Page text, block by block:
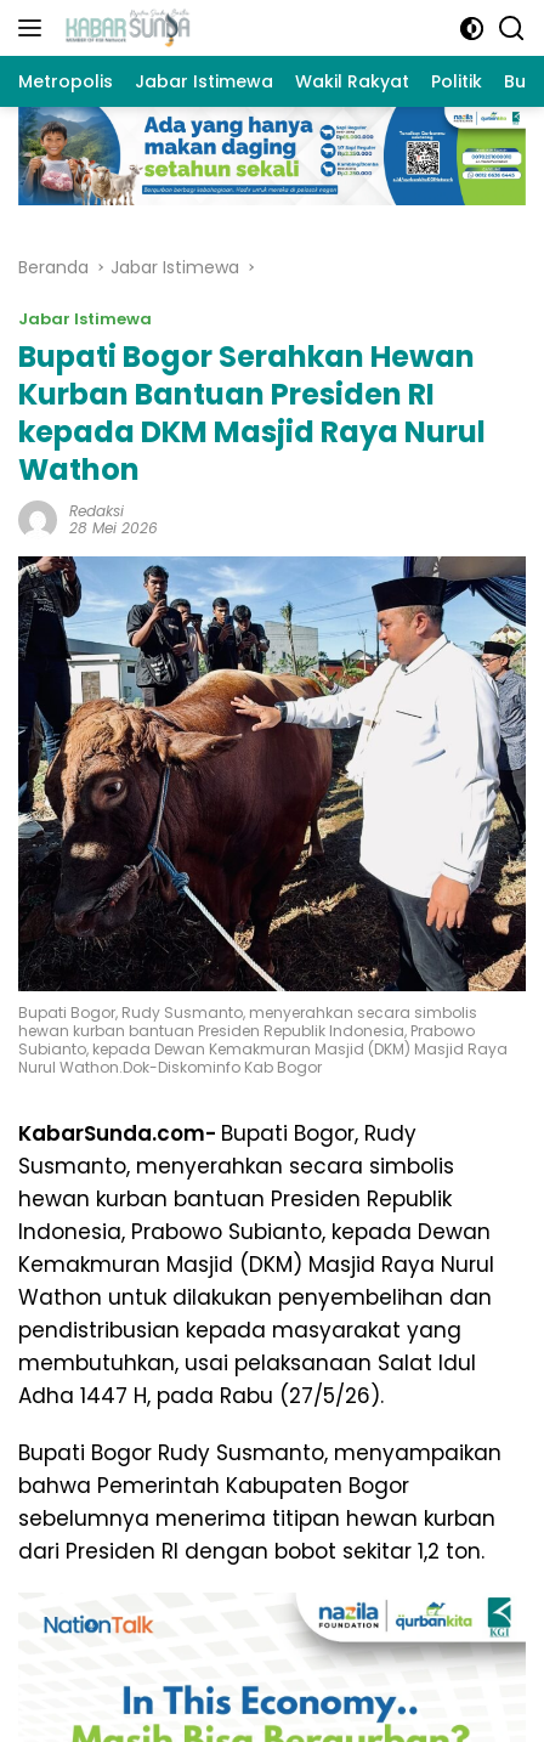
Langsung
Metropolis Jabar Istimewa Wakil Rakyat Politik
Beranda Jabar Istimewa
Jabar Istimewa
Bupati Bogor Serahkan Hewan
Kurban Bantuan Presiden RI
kepada DKM Masjid Raya Nurul
Wathon
Redaksi
28 Mei 2026
Bupati Bogor, Rudy Susmanto, menyerahkan secara simbolis
hewan kurban bantuan Presiden Republik Indonesia, Prabowo
Subianto, kepada Dewan Kemakmuran Masjid (DKM) Masjid Raya
Nurul Wathon.Dok-Diskominfo Kab Bogor
KabarSunda.com- Bupati Bogor, Rudy
Susmanto, menyerahkan secara simbolis
hewan kurban bantuan Presiden Republik
Indonesia, Prabowo Subianto, kepada Dewan
Kemakmuran Masjid (DKM) Masjid Raya Nurul
Wathon untuk dilakukan penyembelihan dan
pendistribusian kepada masyarakat yang
membutuhkan, usai pelaksanaan Salat Idul
Adha 1447 H, pada Rabu (27/5/26).
Bupati Bogor Rudy Susmanto, menyampaikan
bahwa Pemerintah Kabupaten Bogor
sebelumnya menerima titipan hewan kurban
dari Presiden RI dengan bobot sekitar 1,2 ton.